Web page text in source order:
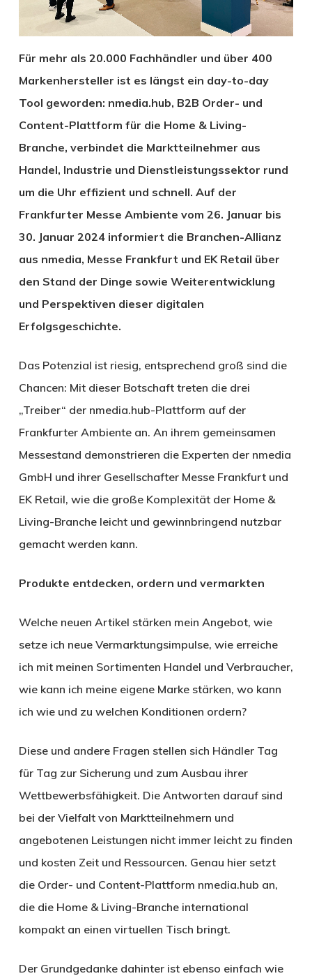
Für mehr als 20.000 Fachhändler und über 400
Markenhersteller ist es längst ein day-to-day
Tool geworden: nmedia.hub, B2B Order- und
Content-Plattform für die Home & Living-
Branche, verbindet die Marktteilnehmer aus
Handel, Industrie und Dienstleistungssektor rund
um die Uhr effizient und schnell. Auf der
Frankfurter Messe Ambiente vom 26. Januar bis
30. Januar 2024 informiert die Branchen-Allianz
aus nmedia, Messe Frankfurt und EK Retail über
den Stand der Dinge sowie Weiterentwicklung
und Perspektiven dieser digitalen
Erfolgsgeschichte.
Das Potenzial ist riesig, entsprechend groß sind die
Chancen: Mit dieser Botschaft treten die drei
„Treiber“ der nmedia.hub-Plattform auf der
Frankfurter Ambiente an. An ihrem gemeinsamen
Messestand demonstrieren die Experten der nmedia
GmbH und ihrer Gesellschafter Messe Frankfurt und
EK Retail, wie die große Komplexität der Home &
Living-Branche leicht und gewinnbringend nutzbar
gemacht werden kann.
Produkte entdecken, ordern und vermarkten
Welche neuen Artikel stärken mein Angebot, wie
setze ich neue Vermarktungsimpulse, wie erreiche
ich mit meinen Sortimenten Handel und Verbraucher,
wie kann ich meine eigene Marke stärken, wo kann
ich wie und zu welchen Konditionen ordern?
Diese und andere Fragen stellen sich Händler Tag
für Tag zur Sicherung und zum Ausbau ihrer
Wettbewerbsfähigkeit. Die Antworten darauf sind
bei der Vielfalt von Marktteilnehmern und
angebotenen Leistungen nicht immer leicht zu finden
und kosten Zeit und Ressourcen. Genau hier setzt
die Order- und Content-Plattform nmedia.hub an,
die die Home & Living-Branche international
kompakt an einen virtuellen Tisch bringt.
Der Grundgedanke dahinter ist ebenso einfach wie